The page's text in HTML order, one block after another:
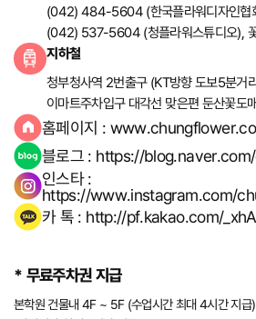
(042) 484-5604 (한국플라워디자인협
(042) 537-5604 (청플라워스튜디오),
지하철
청부청사역 2번출구 (KT방향 도보5분거
이마트주차입구 대각선 맞은편 둔산꽃
홈페이지 :
블로그 : https://
인스타 :
https://www.instagram.com/
카 톡 : http://pf.kakao.com/
* 무료주차권 지급
본학원 건물내 4F ~ 5F (수업시간 최대 4시간 지급)